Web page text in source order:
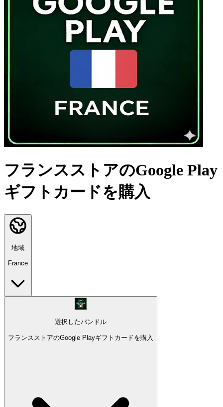
フランスストアのGoogle Play
ギフトカードを購入
地域
France
選択したバンドル
フランスストアのGoogle Playギフトカードを購入